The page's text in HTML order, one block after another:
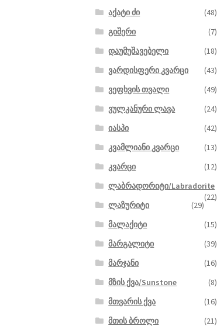
აქატი ძი
(48)
გიშერი
(7)
დაუმუშავებელი
(18)
ვარდისფერი კვარცი
(43)
ვეფხვის თვალი
(49)
ვულკანური ლავა
(24)
იასპი
(42)
კვამლიანი კვარცი
(13)
კვარცი
(12)
ლაბრადორიტი/Labradorite
(22)
ლაზურიტი
(29)
მალაქიტი
(15)
მარგალიტი
(39)
მარჯანი
(16)
მზის ქვა/Sunstone
(8)
მთვარის ქვა
(16)
მთის ბროლი
(21)